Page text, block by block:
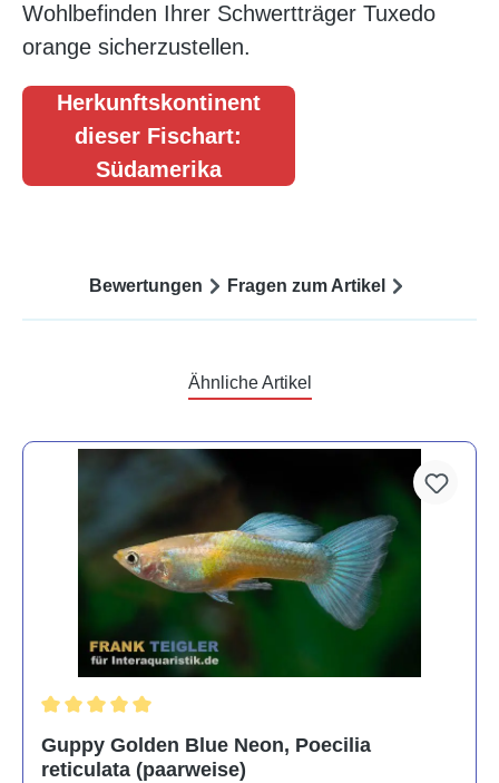
Wohlbefinden Ihrer Schwertträger Tuxedo
orange sicherzustellen.
Herkunftskontinent
dieser Fischart:
Südamerika
Bewertungen Fragen zum Artikel
Ähnliche Artikel
Guppy Golden Blue Neon, Poecilia
reticulata (paarweise)